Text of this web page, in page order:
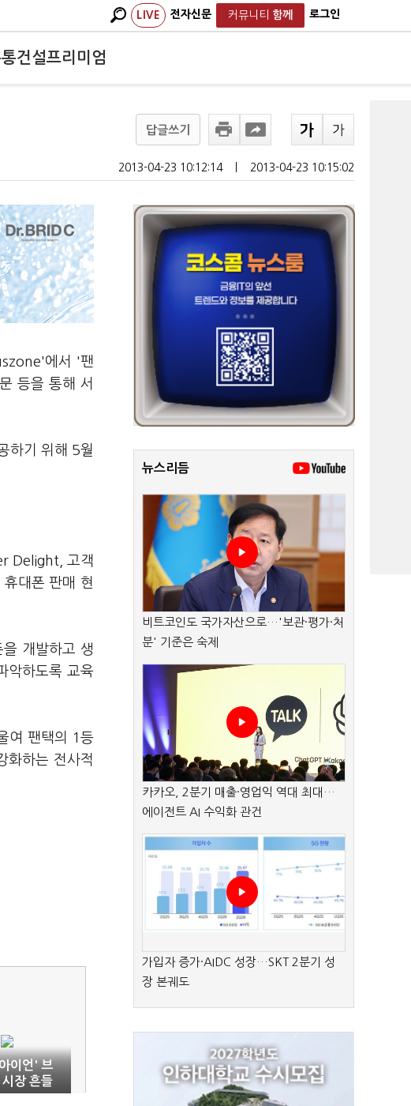
LIVE 전자신문 커뮤니티 함께 로그인
건설프리미엄
답글쓰기
2013-04-23 10:12:14 2013-04-23 10:15:02
에서 '팬
등을 통해 서
하기 위해 5월
Delight, 고객
대폰 판매 현
개발하고 생
악하도록 교육
여 팬택의 1등
화하는 전사적
이언' 브
장 흔들
뉴스리듬
비트코인도 국가자산으로…'보관·평가·처
분' 기준은 숙제
카카오, 2분기 매출·영업익 역대 최대…
에이전트 AI 수익화 관건
가입자 증가·AIDC 성장…SKT 2분기 성
장 본궤도